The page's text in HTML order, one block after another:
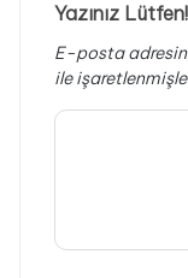
Yazınız Lütfen!
E-posta
ile